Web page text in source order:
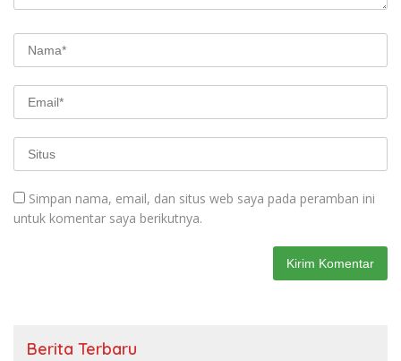
Simpan nama, email, dan situs web saya pada peramban ini
untuk komentar saya berikutnya.
Berita Terbaru